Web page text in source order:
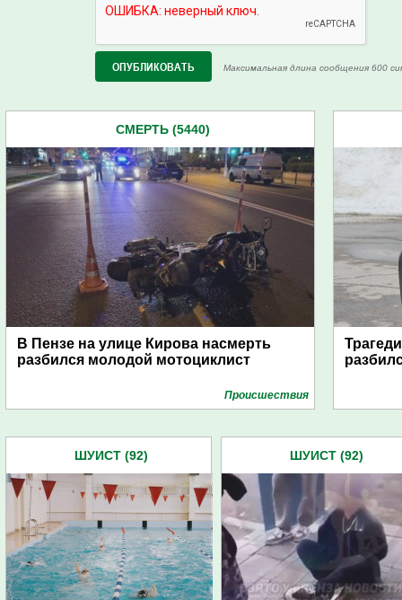
Максимальная длина сообщения 600
СМЕРТЬ (5440)
В Пензе на улице Кирова насмерть
разбился молодой мотоциклист
Проиcшествия
ШУИСТ (92) ШУИСТ (92)